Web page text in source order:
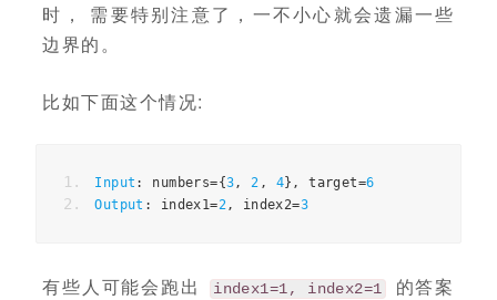
时， 需要特别注意了，一不小心就会遗漏一些
边界的。
比如下面这个情况:
Input : numbers={3, 2 , 4}, target=6
Output : index1=2, index2=3
有些人可能会跑出 index1=1, index2=1
的答案